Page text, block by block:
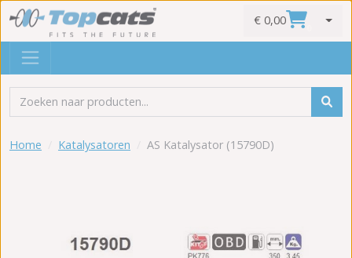
€ 0,00
Home Katalysatoren AS Katalysator (15790D)